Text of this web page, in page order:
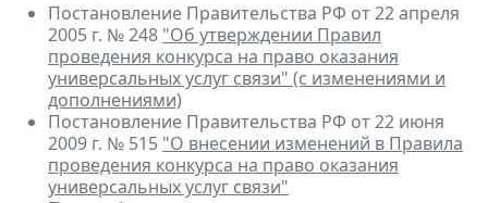
Постановление Правительства РФ от 22 апреля
2005 г. № 248 "Об утверждении Правил
проведения конкурса на право оказания
универсальных услуг связи" (с изменениями и
дополнениями)
Постановление Правительства РФ от 22 июня
2009 г. № 515 "О внесении изменений в Правила
проведения конкурса на право оказания
универсальных услуг связи"